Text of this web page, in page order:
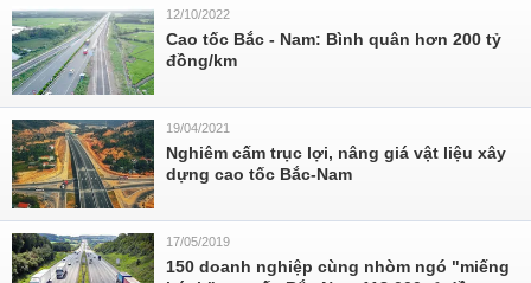
12/10/2022
Cao tốc Bắc - Nam: Bình quân hơn 200 tỷ
đồng/km
19/04/2021
Nghiêm cấm trục lợi, nâng giá vật liệu xây
dựng cao tốc Bắc-Nam
17/05/2019
150 doanh nghiệp cùng nhòm ngó "miếng